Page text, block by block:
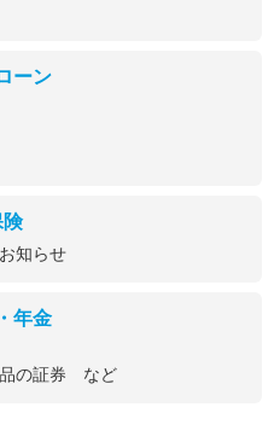
ーン
険
知らせ
年金
品の証券 など